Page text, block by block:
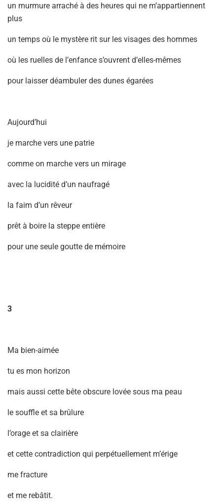
un murmure arraché à des heures qui ne m’appartiennent
plus
un temps où le mystère rit sur les visages des hommes
où les ruelles de l’enfance s’ouvrent d’elles-mêmes
pour laisser déambuler des dunes égarées
Aujourd’hui
je marche vers une patrie
comme on marche vers un mirage
avec la lucidité d’un naufragé
la faim d’un rêveur
prêt à boire la steppe entière
pour une seule goutte de mémoire
3
Ma bien-aimée
tu es mon horizon
mais aussi cette bête obscure lovée sous ma peau
le souffle et sa brûlure
l’orage et sa clairière
et cette contradiction qui perpétuellement m’érige
me fracture
et me rebâtit.